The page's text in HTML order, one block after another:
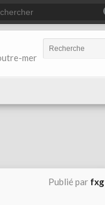
mer
Publié par fxg